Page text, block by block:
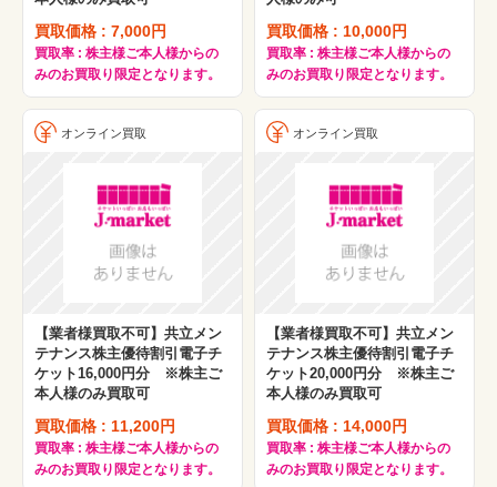
買取価格 : 7,000円
買取率 : 株主様ご本人様からの
みのお買取り限定となります。
買取価格 : 10,000円
買取率 : 株主様ご本人様からの
みのお買取り限定となります。
オンライン買取
【業者様買取不可】共立メン
テナンス株主優待割引電子チ
ケット16,000円分 ※株主ご
本人様のみ買取可
買取価格 : 11,200円
買取率 : 株主様ご本人様からの
みのお買取り限定となります。
オンライン買取
【業者様買取不可】共立メン
テナンス株主優待割引電子チ
ケット20,000円分 ※株主ご
本人様のみ買取可
買取価格 : 14,000円
買取率 : 株主様ご本人様からの
みのお買取り限定となります。